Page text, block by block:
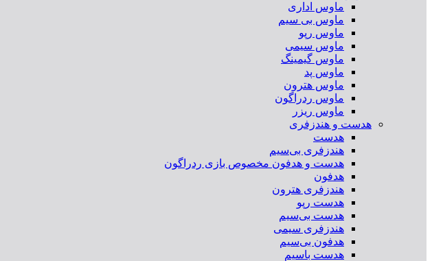
ماوس اداری
ماوس بی سیم
ماوس رپو
ماوس سیمی
ماوس گیمینگ
ماوس پد
ماوس هترون
ماوس ردراگون
ماوس ریزر
هدست و هندزفری
هدست
هندزفری بی‌سیم
هدست و هدفون مخصوص بازی ردراگون
هدفون
هندزفری هترون
هدست رپو
هدست بی‌سیم
هندزفری سیمی
هدفون بی‌سیم
هدست باسیم